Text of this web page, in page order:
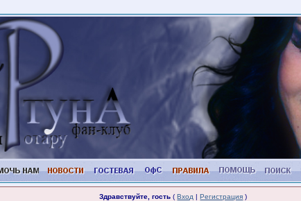
Здравствуйте, гость (Вход |Регистрация )